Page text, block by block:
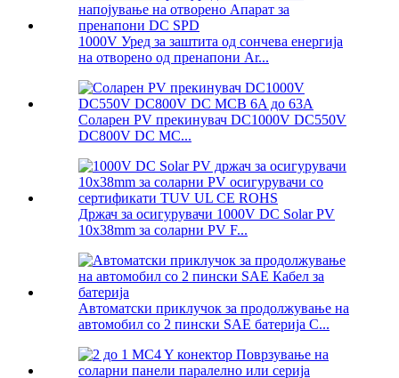
1000V Уред за заштита од сончева енергија
на отворено од пренапони Ar...
Соларен PV прекинувач DC1000V DC550V
DC800V DC MC...
Држач за осигурувачи 1000V DC Solar PV
10x38mm за соларни PV F...
Автоматски приклучок за продолжување на
автомобил со 2 пински SAE батерија C...